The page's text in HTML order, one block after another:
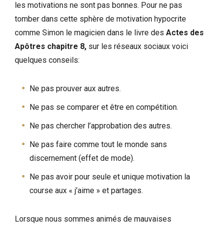
les motivations ne sont pas bonnes. Pour ne pas
tomber dans cette sphère de motivation hypocrite
comme Simon le magicien dans le livre des Actes des
Apôtres chapitre 8, sur les réseaux sociaux voici
quelques conseils:
Ne pas prouver aux autres.
Ne pas se comparer et être en compétition.
Ne pas chercher l’approbation des autres.
Ne pas faire comme tout le monde sans
discernement (effet de mode).
Ne pas avoir pour seule et unique motivation la
course aux « j’aime » et partages.
Lorsque nous sommes animés de mauvaises